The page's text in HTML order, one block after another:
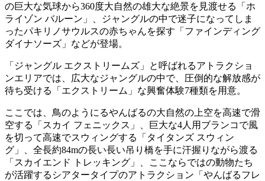
の巨大な気球から360度大自然の雄大な絶景を見渡せる「ホ
ライゾン バルーン」、ジャングルの中で迷子になってしま
ったパキリノサウルスの赤ちゃんを探す「ファインディング
ダイナソーズ」などが登場。
「ジャングル エクストリームズ」と呼ばれるアトラクショ
ンエリアでは、広大なジャングルの中で、圧倒的な解放感が
待ち受ける「エクストリーム」な興奮体験7種類を用意。
ここでは、鳥のようにるやんばるの大自然の上空を高速で滑
空する「スカイ フェニックス」、巨大な4人用ブランコで風
を切って高速でスウィングする「タイタンズ スウィン
グ」、全長約84mの長い長い吊り橋を手に汗握りながら渡る
「スカイエンド トレッキング」、ここならではの動物たち
が活躍するシアタータイプのアトラクション「やんばるフレ